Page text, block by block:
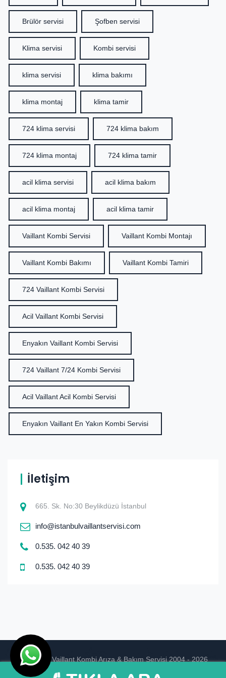
Brülör servisi Şofben servisi
Klima servisi Kombi servisi
klima servisi klima bakımı
klima montaj klima tamir
724 klima servisi 724 klima bakım
724 klima montaj 724 klima tamir
acil klima servisi acil klima bakım
acil klima montaj acil klima tamir
Vaillant Kombi Servisi Vaillant Kombi Montajı
Vaillant Kombi Bakımı Vaillant Kombi Tamiri
724 Vaillant Kombi Servisi
Acil Vaillant Kombi Servisi
Enyakın Vaillant Kombi Servisi
724 Vaillant 7/24 Kombi Servisi
Acil Vaillant Acil Kombi Servisi
Enyakın Vaillant En Yakın Kombi Servisi
İletişim
665. Sk. No:30 Beylikdüzü İstanbul
info@istanbulvaillantservisi.com
0.535. 042 40 39
0.535. 042 40 39
© istanbul Vaillant Kombi Arıza & Bakım Servisi 2004 - 2026
Tasarım Ankara Hosting